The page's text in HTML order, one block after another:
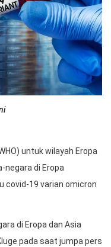
untuk wilayah Eropa
negara di Eropa
covid-19 varian omicron
di Eropa dan Asia
pada saat jumpa pers